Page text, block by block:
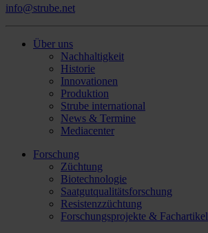
info@strube.net
Über uns
Nachhaltigkeit
Historie
Innovationen
Produktion
Strube international
News & Termine
Mediacenter
Forschung
Züchtung
Biotechnologie
Saatgutqualitätsforschung
Resistenzzüchtung
Forschungsprojekte & Fachartikel